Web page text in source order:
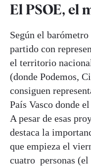
El PSOE, el
Según el
partido con
el territorio
(donde Podemos,
consiguen
País Vasco donde
A pesar de esas
destaca la
que empieza el
cuatro personas